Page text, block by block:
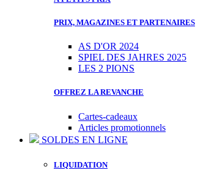
PRIX, MAGAZINES ET PARTENAIRES
AS D'OR 2024
SPIEL DES JAHRES 2025
LES 2 PIONS
OFFREZ LA REVANCHE
Cartes-cadeaux
Articles promotionnels
SOLDES EN LIGNE
LIQUIDATION